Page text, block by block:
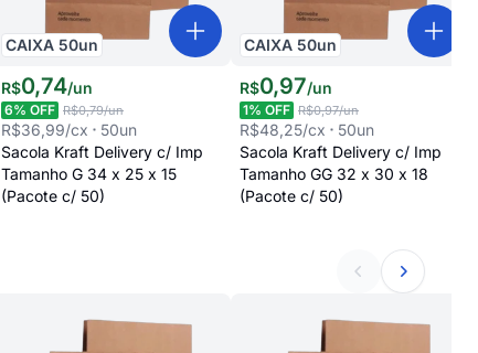
CAIXA 50un
R$0,74/un
6% OFF R$0,79/un
R$36,99/cx 50un
Sacola Kraft Delivery c/ Imp
Tamanho G 34 x 25 x 15
(Pacote c/ 50)
CAIXA 50un
R$0,97/un
1% OFF R$0,97/un
R$48,25/cx 50un
Sacola Kraft Delivery c/ Imp
Tamanho GG 32 x 30 x 18
(Pacote c/ 50)